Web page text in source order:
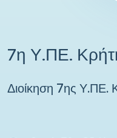
7η Υ.ΠΕ.
Διοίκηση 7ης Υ.ΠΕ.